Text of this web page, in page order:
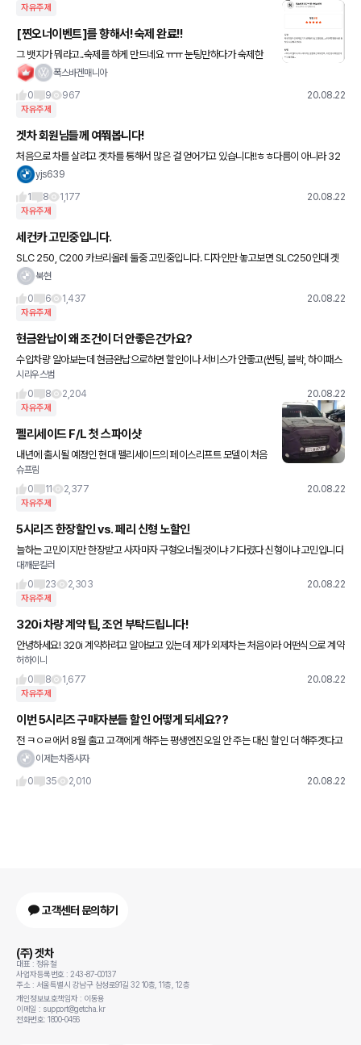
자유주제
[찐오너이벤트]를 향해서! 숙제 완료!!
그 뱃지가 뭐라고..숙제를 하게 만드네요 ㅠㅠ 눈팅만하다가 숙제한
번 했습니다 ㅋㅋ 일일이 사진 넣는것도 일이내요 ㅠㅠ
폭스바겐매니아
0
9 967 20.08.22
자유주제
겟차 회원님들께 여쭤봅니다!
처음으로 차를 살려고 겟차를 통해서 많은 걸 얻어가고 있습니다!!ㅎㅎ다름이 아니라 32
0i msp를 살려고 하고 있습니다. 근데 알아보니 적어도 2~3달 이상은 대기를 해야 하더
yjs639
1
8 1,177 20.08.22
자유주제
세컨카 고민중입니다.
SLC 250, C200 카브리올레 둘중 고민중입니다. 디자인만 놓고보면 SLC250인대 겟
차회원님들은 어케생각하시나요?!
북현
0
6 1,437 20.08.22
자유주제
현금완납이 왜 조건이 더 안좋은건가요?
수입차량 알아보는데 현금완납으로하면 할인이나 서비스가 안좋고(썬팅, 블박, 하이패스
등 없음), 현금+무이자 할부 하면 서비스가 훨씬 좋다고 하는데... 어차피 무이자면 할부가
좋은거 아닌가요? 그동
시리우스범
0
8 2,204 20.08.22
자유주제
펠리세이드 F/L 첫 스파이샷
내년에 출시될 예정인 현대 펠리세이드의 페이스리프트 모델이 처음
으로 카메라에 포착됐습니다. 사진을 보면 지금 현대자동차의 행보와
슈프림
0
11 2,377 20.08.22
자유주제
5시리즈 한장할인 vs. 페리 신형 노할인
늘하는 고민이지만 한장받고 사자마자 구형오너될것이냐 기다렸다 신형이냐 고민입니다
대깨문킬러
0
23 2,303 20.08.22
자유주제
320i 차량 계약 팁, 조언 부탁드립니다!
안녕하세요! 320i 계약하려고 알아보고 있는데 제가 외제차는 처음이라 어떤식으로 계약
해야 될지 몰라 이렇게 글 올립니다.. 여러군데에 계약을 걸어놓으라고 하시던데 전시장
돌아다니면서 견적요청
허하이니
0
8 1,677 20.08.22
자유주제
이번 5시리즈 구매자분들 할인 어떻게 되세요??
전 ㅋㅇㄹ에서 8월 출고 고객에게 해주는 평생엔진오일 안 주는 대신 할인 더 해주겟다고
해서 900초반에 했는데 여기저기 글 보면 평생엔진오일 받고도 900초반을 받는듯해서
이제는차좀사자
0
35 2,010 20.08.22
고객센터 문의하기
(주) 겟차
대표 : 정유철
사업자등록번호 : 243-87-00137
주소 : 서울특별시 강남구 삼성로91길 32 10층, 11층, 12층
개인정보보호책임자 : 이동용
이메일 : support@getcha.kr
전화번호: 1800-0456